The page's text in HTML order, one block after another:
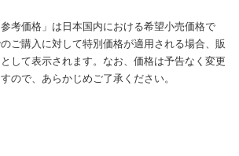
考価格」は日本国内における希望小売価格で
ご購入に対して特別価格が適用される場合、販
して表示されます。なお、価格は予告なく変更
ので、あらかじめご了承ください。